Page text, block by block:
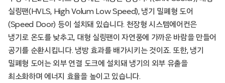
실링팬(HVLS, High Volum Low Speed), 냉기 밀폐형 도어
(Speed Door) 등이 설치돼 있습니다. 천장형 시스템에어컨은
냉기로 온도를 낮추고, 대형 실링팬이 자연풍에 가까운 바람을 만들어
공기를 순환시킵니다. 냉방 효과를 배가시키는 것이죠. 또한, 냉기
밀폐형 도어는 외부 연결 도크에 설치돼 냉기의 외부 유출을
최소화하며 에너지 효율을 높이고 있습니다.